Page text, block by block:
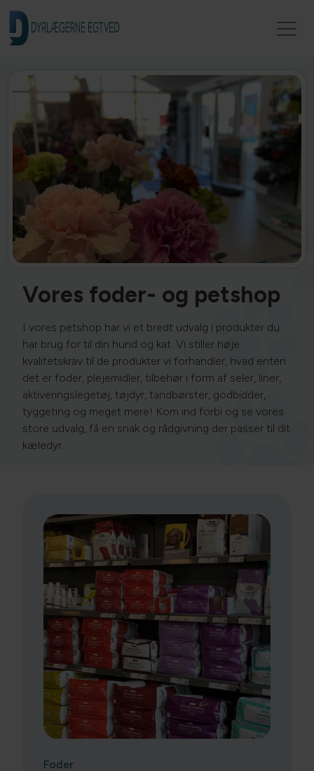
Vores foder- og petshop
I vores petshop har vi et bredt udvalg i produkter du
har brug for til din hund og kat. Vi stiller høje
kvalitetskrav til de produkter vi forhandler, hvad enten
det er foder, plejemidler, tilbehør i form af seler, liner,
aktiveringslegetøj, tøjdyr, tandbørster, godbidder,
tyggeting og meget mere! Kom ind forbi og se vores
store udvalg, få en snak og rådgivning der passer til dit
kæledyr.
Foder